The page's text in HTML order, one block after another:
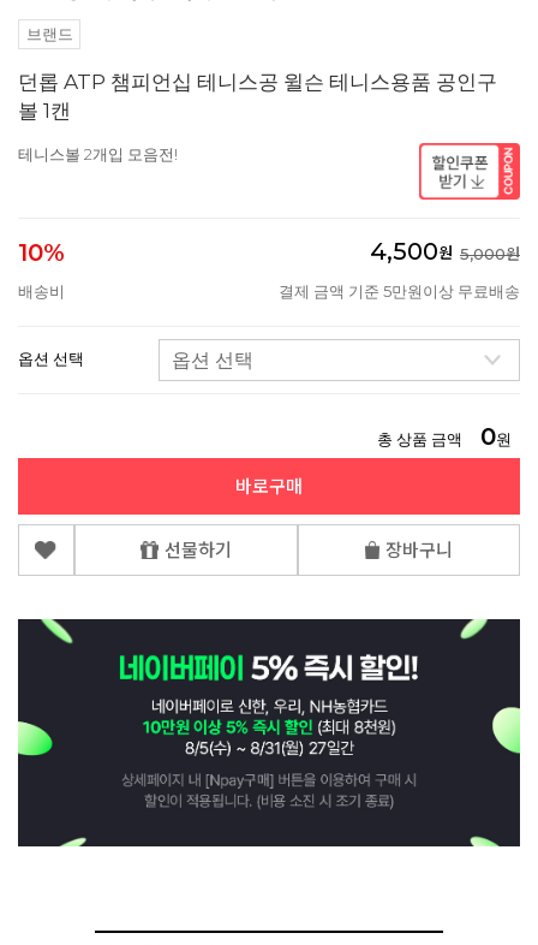
브랜드
던롭 ATP 챔피언십 테니스공 윌슨 테니스용품 공인구
볼 1캔
테니스볼 2개입 모음전!
10% 4,500원 5,000원
배송비
결제 금액 기준 5만원이상 무료배송
옵션 선택
총 상품 금액 0원
바로구매
선물하기 장바구니